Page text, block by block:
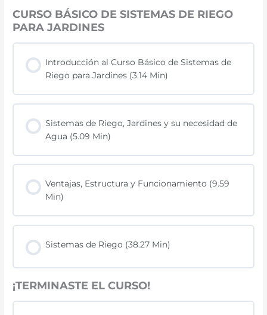
CURSO BÁSICO DE SISTEMAS DE RIEGO
PARA JARDINES
Introducción al Curso Básico de Sistemas de
Riego para Jardines (3.14 Min)
Sistemas de Riego, Jardines y su necesidad de
Agua (5.09 Min)
Ventajas, Estructura y Funcionamiento (9.59
Min)
Sistemas de Riego (38.27 Min)
¡TERMINASTE EL CURSO!